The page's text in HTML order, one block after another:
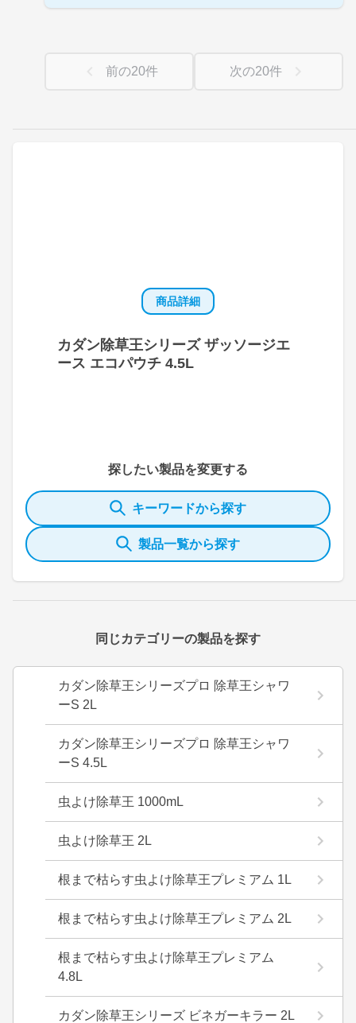
商品詳細
カダン除草王シリーズ ザッソージエ
ース エコパウチ 4.5L
探したい製品を変更する
キーワードから探す
製品一覧から探す
同じカテゴリーの製品を探す
カダン除草王シリーズプロ 除草王シャワ
ーS 2L
カダン除草王シリーズプロ 除草王シャワ
ーS 4.5L
虫よけ除草王 1000mL
虫よけ除草王 2L
根まで枯らす虫よけ除草王プレミアム 1L
根まで枯らす虫よけ除草王プレミアム 2L
根まで枯らす虫よけ除草王プレミアム
4.8L
カダン除草王シリーズ ビネガーキラー 2L
前の20件 次の20件